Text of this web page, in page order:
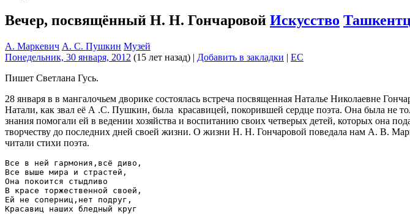
Вечер, посвящённый Н. Н. Гончаровой Искусство
А. Маркевич А. С. Пушкин Музей
Понедельник, 30 января, 2012 (15 лет назад) | Добавить в закладки | EC
Пишет Светлана Гусь.
28 января в в мангалочьем дворике состоялась встреча посвященная Наталье Николаевне
Натали, как звал её А .С. Пушкин, была красавицей, покорившей сердце поэта. Она была не
знания помогали ей в ведении хозяйства и воспитанию своих четверых детей, которых она
творчеству до последних дней своей жизни. О жизни Н. Н. Гончаровой поведала нам А. В.
читали стихи поэта.
Все в ней гармония,всё диво,
Все выше мира и страстей,
Она покоится стыдливо
В красе торжественной своей,
Ей не соперниц,нет подруг,
Красавиц наших бледный круг